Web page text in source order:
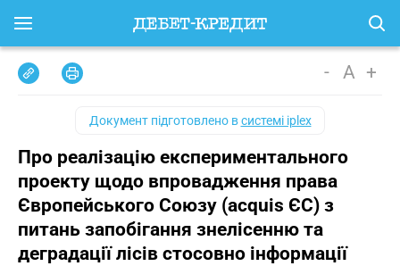
- A +
Документ підготовлено всистемі iplex
Про реалізацію експериментального
проекту щодо впровадження права
Європейського Союзу (acquis ЄС) з
питань запобігання знелісенню та
деградації лісів стосовно інформації